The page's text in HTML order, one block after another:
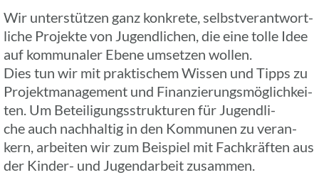
Wir unter­stüt­zen ganz konkrete, selbst­ver­ant­wort­
li­che Projekte von Jugend­li­chen, die eine tolle Idee
auf kommu­na­ler Ebene umset­zen wollen.
Dies tun wir mit prak­ti­schem Wissen und Tipps zu
Projekt­ma­nage­ment und Finan­zie­rungs­mög­lich­kei­
ten. Um Betei­li­gungs­struk­tu­ren für Jugend­li­
che auch nach­hal­tig in den Kommu­nen zu veran­
kern, arbei­ten wir zum Beispiel mit Fach­kräf­ten aus
der Kinder- und Jugend­ar­beit zusammen.